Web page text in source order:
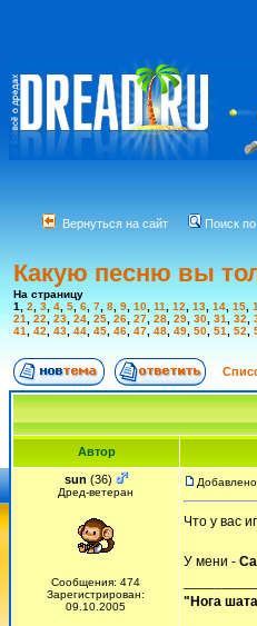
Вернуться на сайт Поиск
Какую песню вы
На страницу
1
2 3 4 5 6 7 8 9 10 11 12 13 14 15
21
22 23 24 25 26 27 28 29 30 31 32
41
42 43 44 45 46 47 48 49 50 51 52
Автор
sun (36)
Дред-ветеран
Сообщения: 474
Зарегистрирован:
09.10.2005
Что у вас
У мени -
"Нога